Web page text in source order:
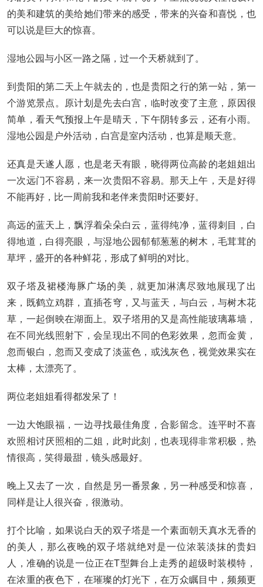
的美和建筑的美给她们带来的感受，带来的兴奋和喜悦，也
可以说是巨大的惊喜。
湿地公园与小区一路之隔，过一个天桥就到了。
到贵阳的第二天上午就去的，也是贵阳之行的第一站，第一
个游览景点。原计划是先去白宫，临时改变了主意，原因很
简单，看天气预报上午是晴天，下午阴转多云，还有小雨。
湿地公园是户外活动，白宫是室内活动，也算是顺天意。
还真是天遂人愿，也是老天有眼，晓得两位高龄的老姐姐出
一次远门不容易，来一次贵阳不容易。那天上午，天是好得
不能再好，比一周前我和老伴来贵阳时还要好。
高远的蓝天上，飘浮着朵朵白云，蓝得纯净，蓝得刺目，白
得地道，白得亮眼，与湿地公园郁郁葱葱的树木，毛茸茸的
草坪，盛开的各种鲜花，形成了鲜明的对比。
双子塔及裙楼海豚广场的美，就更加淋漓尽致地展现了出
来，既鹤立鸡群，直插苍穹，又与蓝天，与白云，与树木花
草，一起倒映在湖面上。双子塔用的又是高性能玻璃幕墙，
在不同光线照射下，会呈现出不同的色彩效果，忽而金黄，
忽而银白，忽而又变成了淡蓝色，或浅灰色，视觉效果实在
太棒，太漂亮了。
两位老姐姐看得都发呆了！
一边大饱眼福，一边寻找最佳角度，合影留念。连平时不喜
欢照相讨厌照相的二姐，此时此刻，也表现得非常积极，热
情很高，笑得最甜，镜头感最好。
晚上又去了一次，自然是另一番景象，另一种感受和惊喜，
同样是让人很兴奋，很激动。
打个比喻，如果说白天的双子塔是一个素面朝天真水无香的
的美人，那么夜晚的双子塔就绝对是一位浓装淡抹的贵妇
人，准确的说是一位正在T型舞台上走秀的超级时装模特，
在浓重的夜色下，在璀璨的灯光下，在万众瞩目中，频频更